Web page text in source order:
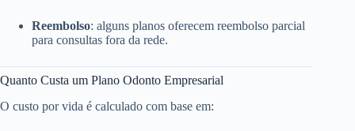
Reembolso: alguns planos oferecem reembolso parcial
para consultas fora da rede.
Quanto Custa um Plano Odonto Empresarial
O custo por vida é calculado com base em: